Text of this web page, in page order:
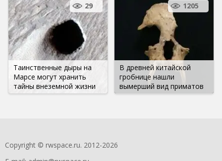
Таинственные дыры на
Марсе могут хранить
тайны внеземной жизни
29
В древней китайской
гробнице нашли
вымерший вид приматов
1205
Copyright © rwspace.ru. 2012-2026